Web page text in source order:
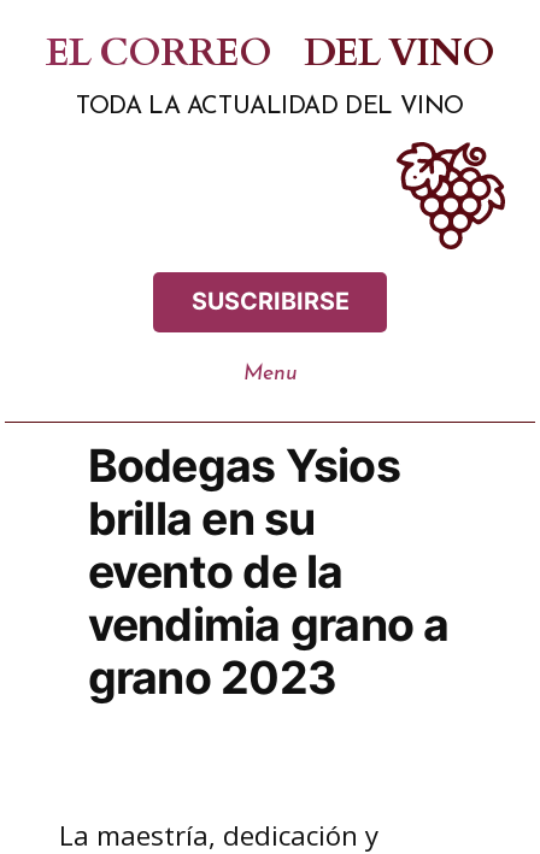
contenido
EL CORREO DEL VINO
TODA LA ACTUALIDAD DEL VINO
SUSCRIBIRSE
Bodegas Ysios
brilla en su
evento de la
vendimia grano a
grano 2023
La maestría, dedicación y